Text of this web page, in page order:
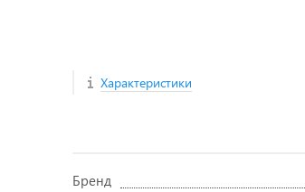
Характеристики
Бренд